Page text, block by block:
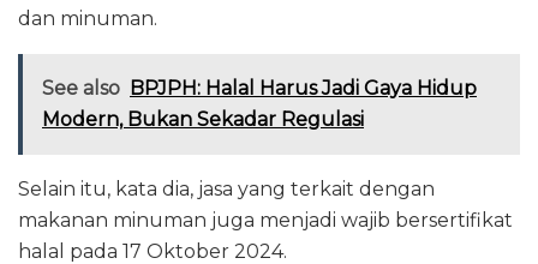
dan minuman.
See also BPJPH: Halal Harus Jadi Gaya Hidup
Modern, Bukan Sekadar Regulasi
Selain itu, kata dia, jasa yang terkait dengan
makanan minuman juga menjadi wajib bersertifikat
halal pada 17 Oktober 2024.